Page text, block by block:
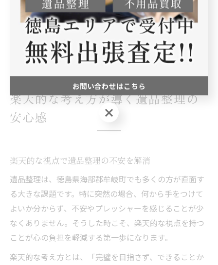
ることが、心身ともに負担を減らすポイントです。実際
に「計画的に作業を進めたことで、焦らず快適に終えら
れた」という利用者の声もあり、準備とサポート体制が
大切だと分かります。
楽天的な考え方が導く遺品整理の
安心感
楽天的な視点で遺品整理の不安を解消
遺品整理は、徳島県海部郡牟岐町でも多くの方が直面す
る大きな課題です。特に突然の場合、何から手をつけて
よいか分からず、不安やプレッシャーを感じることが少
なくありません。そうした時こそ、楽天的な視点を持つ
ことが心の負担を軽減する第一歩になります。
楽天的な考え方とは、「完璧を目指さず、できることか
お問い合わせはこちら
お問い合わせはこちら